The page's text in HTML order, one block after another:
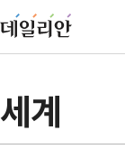
세계